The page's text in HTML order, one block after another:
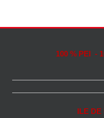
100 % PEI -
ILE